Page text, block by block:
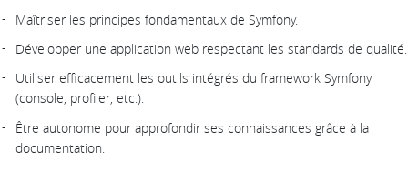
Maîtriser les principes fondamentaux de Symfony.
Développer une application web respectant les standards de qualité.
Utiliser efficacement les outils intégrés du framework Symfony
(console, profiler, etc.).
Être autonome pour approfondir ses connaissances grâce à la
documentation.